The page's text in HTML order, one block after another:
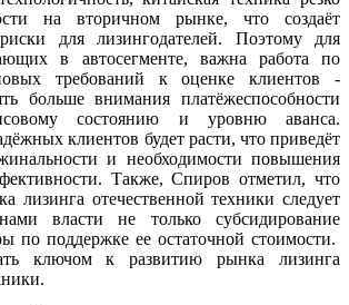
на вторичном рынке, что создаёт
для лизингодателей. Поэтому для
в автосегменте, важна работа по
требований к оценке клиентов -
больше внимания платёжеспособности
состоянию и уровню аванса.
клиентов будет расти, что приведёт
и необходимости повышения
Также, Спиров отметил, что
лизинга отечественной техники следует
власти не только субсидирование
по поддержке ее остаточной стоимости.
ключом к развитию рынка лизинга